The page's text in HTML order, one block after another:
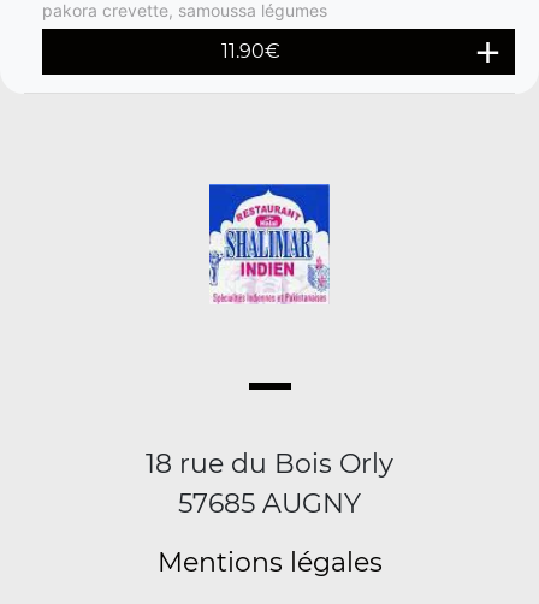
pakora crevette, samoussa légumes
11.90€
18 rue du Bois Orly
57685 AUGNY
Mentions légales